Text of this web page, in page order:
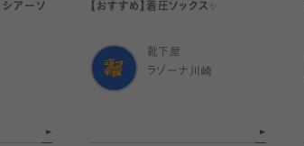
アーソ
【おすすめ】着圧ソックス✨
靴下屋
ラゾーナ川崎